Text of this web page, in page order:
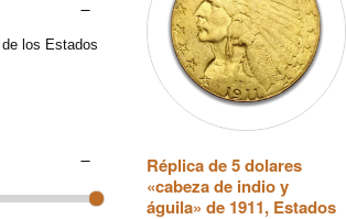
Réplica de 5 dolares
«cabeza de indio y
águila» de 1911, Estados
los Estados